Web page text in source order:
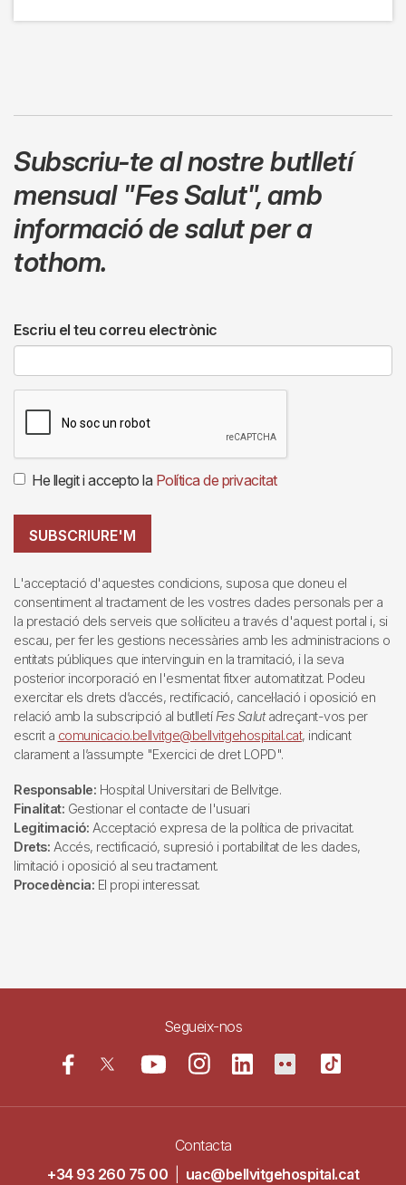
Subscriu-te al nostre butlletí
mensual "Fes Salut",amb
informació de salut per a
tothom.
Escriu el teu correu electrònic
He llegit i accepto la Política de privacitat
SUBSCRIURE'M
L'acceptació d'aquestes condicions, suposa que doneu el
consentiment al tractament de les vostres dades personals per a
la prestació dels serveis que sol·liciteu a través d'aquest portal i, si
escau, per fer les gestions necessàries amb les administracions o
entitats públiques que intervinguin en la tramitació, i la seva
posterior incorporació en l'esmentat fitxer automatitzat. Podeu
exercitar els drets d’accés, rectificació, cancel·lació i oposició en
relació amb la subscripció al butlletí Fes Salutadreçant-vos per
escrit a comunicacio.bellvitge@bellvitgehospital.cat, indicant
clarament a l’assumpte "Exercici de dret LOPD".
Responsable: Hospital Universitari de Bellvitge.
Finalitat: Gestionar el contacte de l'usuari
Legitimació: Acceptació expresa de la política de privacitat.
Drets: Accés, rectificació, supresió i portabilitat de les dades,
limitació i oposició al seu tractament.
Procedència: El propi interessat.
Segueix-nos
Contacta
+34 93 260 75 00
uac@bellvitgehospital.cat